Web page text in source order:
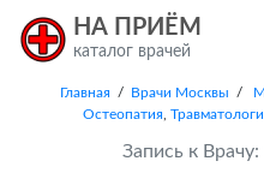
НА ПРИЁМ
каталог врачей
Главная / Врачи Москвы /
Остеопатия
Запись к Врачу: